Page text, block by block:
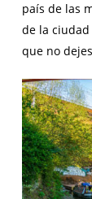
país de las
de la ciudad
que no